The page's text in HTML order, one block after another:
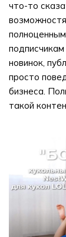
что-то
новинок,
просто
бизнеса.
такой